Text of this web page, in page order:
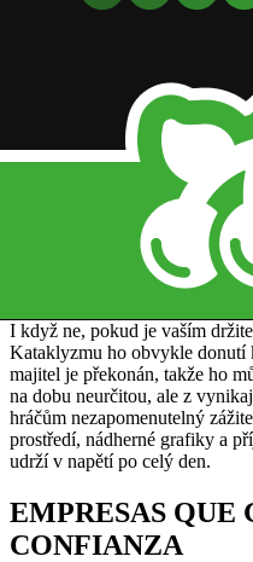
I když ne, pokud je vaším
Kataklyzmu ho obvykle donutí
majitel je překonán, takže ho
na dobu neurčitou, ale z
hráčům nezapomenutelný
prostředí, nádherné grafiky a
udrží v napětí po celý den.
EMPRESAS QUE
CONFIANZA